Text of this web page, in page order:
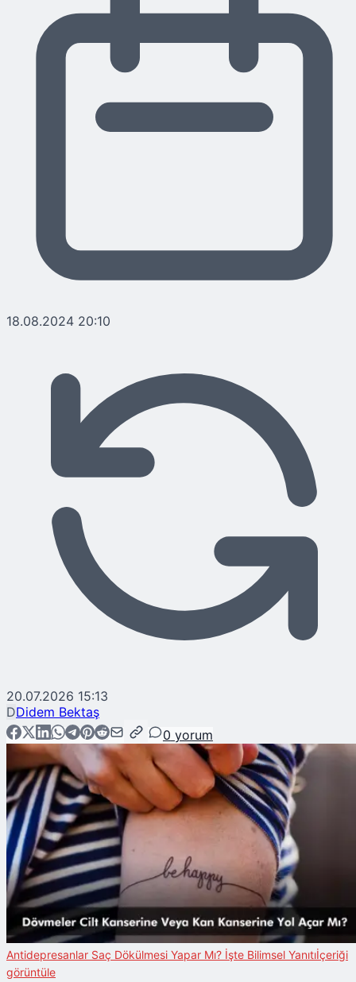
18.08.2024 20:10
20.07.2026 15:13
DDidem Bektaş
0 yorum
Antidepresanlar Saç Dökülmesi Yapar Mı? İşte Bilimsel Yanıtıİçeriği
görüntüle